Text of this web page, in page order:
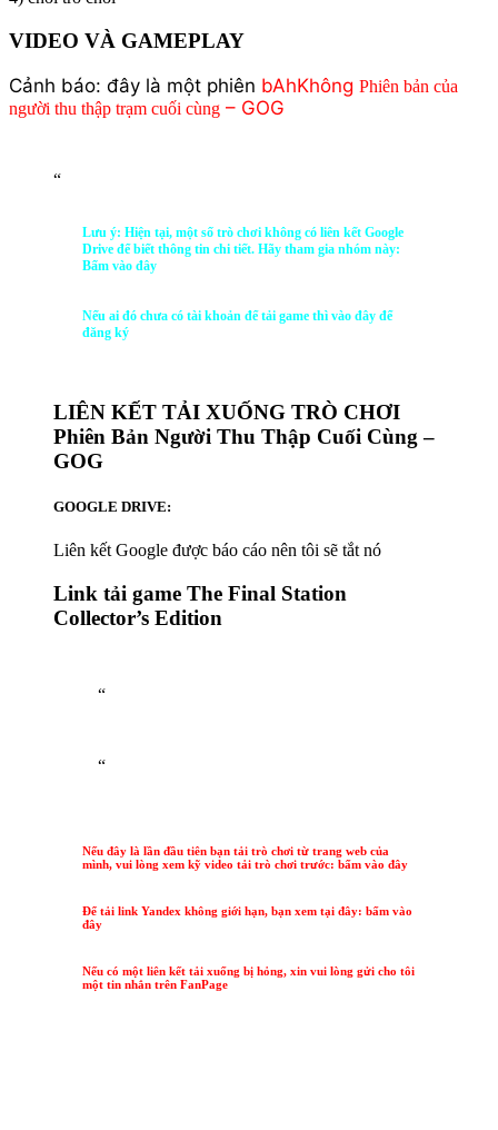
VIDEO VÀ GAMEPLAY
Cảnh báo: đây là một phiên bAhKhông Phiên bản của
người thu thập trạm cuối cùng – GOG
“
Lưu ý: Hiện tại, một số trò chơi không có liên kết Google
Drive để biết thông tin chi tiết. Hãy tham gia nhóm này:
Bấm vào đây
Nếu ai đó chưa có tài khoản để tải game thì vào đây để
đăng ký
LIÊN KẾT TẢI XUỐNG TRÒ CHƠI
Phiên Bản Người Thu Thập Cuối Cùng –
GOG
GOOGLE DRIVE:
Liên kết Google được báo cáo nên tôi sẽ tắt nó
Link tải game The Final Station
Collector’s Edition
“
“
Nếu đây là lần đầu tiên bạn tải trò chơi từ trang web của
mình, vui lòng xem kỹ video tải trò chơi trước: bấm vào đây
Để tải link Yandex không giới hạn, bạn xem tại đây: bấm vào
đây
Nếu có một liên kết tải xuống bị hỏng, xin vui lòng gửi cho tôi
một tin nhắn trên FanPage